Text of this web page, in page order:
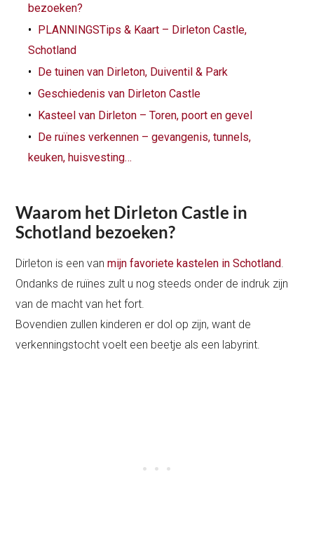
bezoeken?
PLANNINGSTips & Kaart – Dirleton Castle,
Schotland
De tuinen van Dirleton, Duiventil & Park
Geschiedenis van Dirleton Castle
Kasteel van Dirleton – Toren, poort en gevel
De ruïnes verkennen – gevangenis, tunnels,
keuken, huisvesting…
Waarom het Dirleton Castle in
Schotland bezoeken?
Dirleton is een vanmijn favoriete kastelen in Schotland
Ondanks de ruïnes zult u nog steeds onder de indruk zijn
van de macht van het fort.
Bovendien zullen kinderen er dol op zijn, want de
verkenningstocht voelt een beetje als een labyrint.